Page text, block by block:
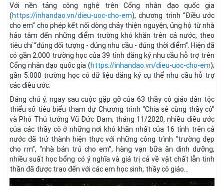
Với nền tảng công nghệ trên Cổng nhân đạo quốc gia
(https://inhandao.vn/dieu-uoc-cho-em), chương trình “Điều ước
cho em" cho phép kết nối dòng chảy thiện nguyện, ủng hộ từ nhà
hảo tâm đến những điểm trường khó khăn trên cả nước, theo
tiêu chí “đúng đối tượng - đúng nhu cầu - đúng thời điểm”. Hiện đã
có gần 2.000 trường học của 39 tỉnh đăng ký nhu cầu hỗ trợ trên
Cổng nhân đạo quốc gia (https://inhandao.vn/dieu-uoc-cho-em);
gần 5.000 trường học có dữ liệu đăng ký cụ thể nhu cầu hỗ trợ
các điều ước.
Đáng chú ý, ngay sau cuộc gặp gỡ của 63 thầy cô giáo dân tộc
thiểu số tiêu biểu tham dự Chương trình “Chia sẻ cùng thầy cô”
và Phó Thủ tướng Vũ Đức Đam, tháng 11/2020, nhiều điều ước
của các thầy cô ở những nơi khó khăn nhất của 16 tỉnh trên cả
nước đã trử thành hiện thực với những công trình “trường đẹp
cho rm”, “nhà bán trú cho em”, hàng vạn bữa ăn dinh dưỡng,
nhiều suất học bổng có ý nghĩa và giá trị cả về vật chất lẫn tinh
thần đã được trao đến với các em học sinh, thầy cô giáo…